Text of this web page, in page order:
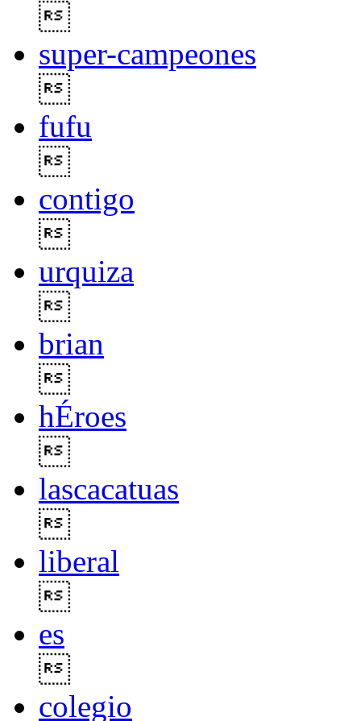
super-campeones
fufu
contigo
urquiza
brian
hÉroes
lascacatuas
liberal
es
colegio